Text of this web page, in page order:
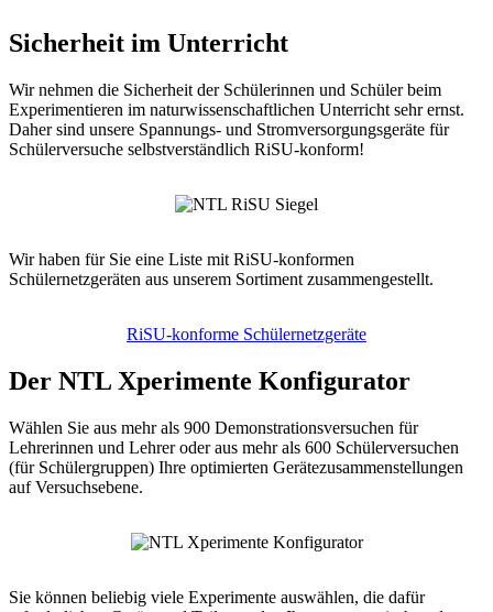
Sicherheit im Unterricht
Wir nehmen die Sicherheit der Schülerinnen und Schüler beim
Experimentieren im naturwissenschaftlichen Unterricht sehr ernst.
Daher sind unsere Spannungs- und Stromversorgungsgeräte für
Schülerversuche selbstverständlich RiSU-konform!
Wir haben für Sie eine Liste mit RiSU-konformen
Schülernetzgeräten aus unserem Sortiment zusammengestellt.
RiSU-konforme Schülernetzgeräte
Der NTL Xperimente Konfigurator
Wählen Sie aus mehr als 900 Demonstrationsversuchen für
Lehrerinnen und Lehrer oder aus mehr als 600 Schülerversuchen
(für Schülergruppen) Ihre optimierten Gerätezusammenstellungen
auf Versuchsebene.
Sie können beliebig viele Experimente auswählen, die dafür